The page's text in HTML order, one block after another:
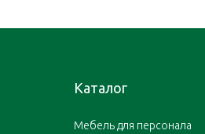
Каталог
Мебель для персонала